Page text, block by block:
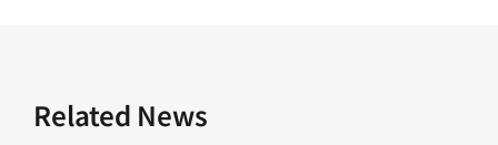
Related News